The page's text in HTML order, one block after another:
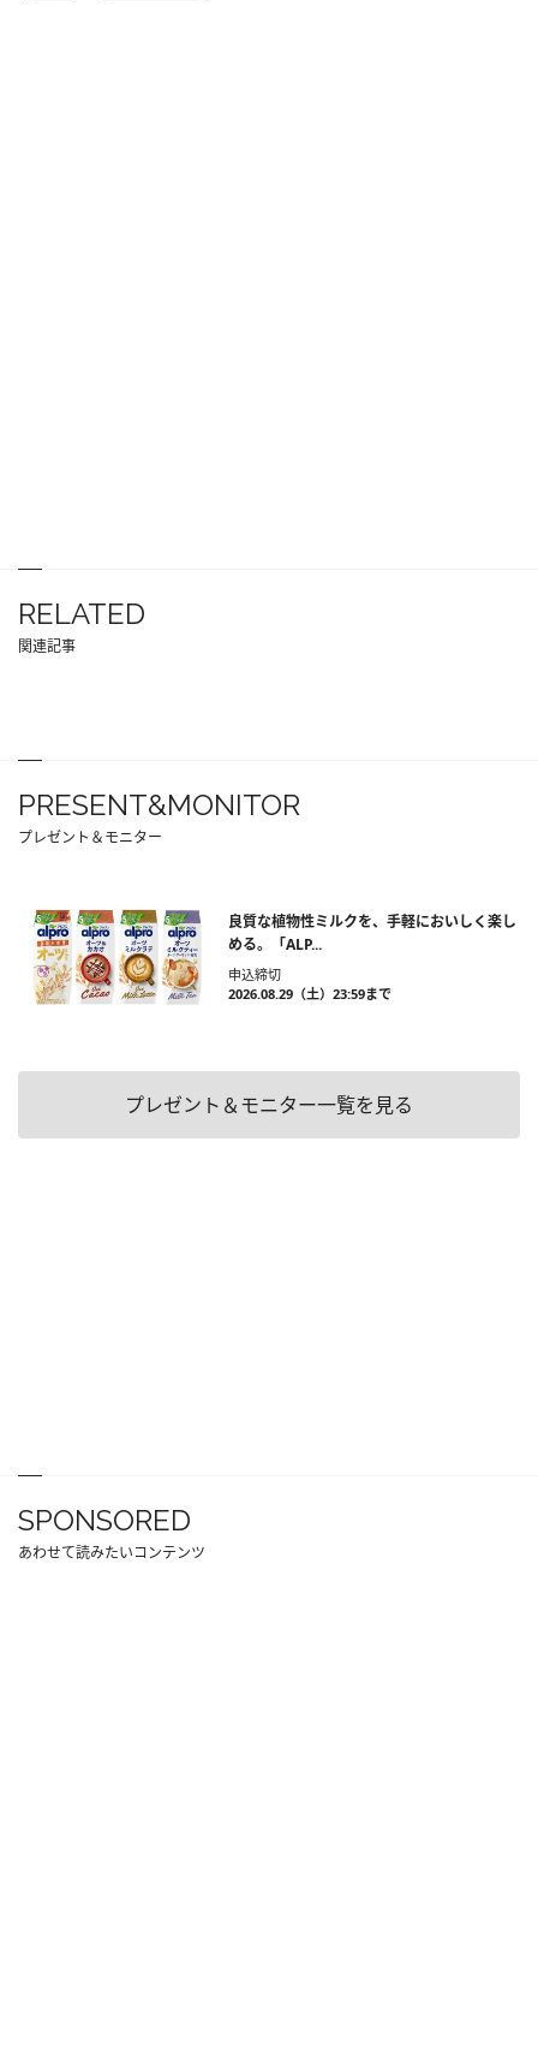
RELATED
関連記事
PRESENT&MONITOR
プレゼント＆モニター
良質な植物性ミルクを、手軽においしく楽し
める。「ALP...
申込締切
2026.08.29（土）23:59まで
プレゼント＆モニター一覧を見る
SPONSORED
あわせて読みたいコンテンツ